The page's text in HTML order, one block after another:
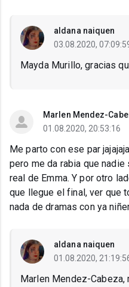
aldana naiquen
03.08.2020,
Mayda Murillo, gracias
Marlen Mendez-
01.08.2020, 20:53:16
Me parto con ese par
pero me da rabia que
real de Emma. Y por otro
que llegue el final, ver que
nada de dramas con ya
aldana naiquen
01.08.2020,
Marlen Mendez-